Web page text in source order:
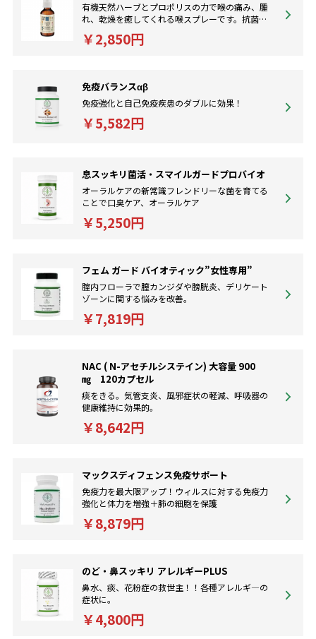
有機天然ハーブとプロポリスの力で喉の痛み、腫
れ、乾燥を癒してくれる喉スプレーです。抗菌、
免疫アップに。
￥2,850円
免疫バランスαβ
免疫強化と自己免疫疾患のダブルに効果！
￥5,582円
息スッキリ菌活・スマイルガードプロバイオ
オーラルケアの新常識フレンドリーな菌を育てる
ことで口臭ケア、オーラルケア
￥5,250円
フェム ガード バイオティック”女性専用”
腟内フローラで膣カンジダや膀胱炎、デリケート
ゾーンに関する悩みを改善。
￥7,819円
NAC ( N-アセチルシステイン) 大容量 900
㎎ 120カプセル
痰をきる。気管支炎、風邪症状の軽減、呼吸器の
健康維持に効果的。
￥8,642円
マックスディフェンス免疫サポート
免疫力を最大限アップ！ウィルスに対する免疫力
強化と体力を増強＋肺の細胞を保護
￥8,879円
のど・鼻スッキリ アレルギーPLUS
鼻水、痰、花粉症の救世主！！各種アレルギ―の
症状に。
￥4,800円